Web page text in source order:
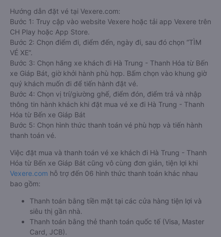
Hướng dẫn đặt vé tại Vexere.com:
Bước 1: Truy cập vào website Vexere hoặc tải app Vexere trên
CH Play hoặc App Store.
Bước 2: Chọn điểm đi, điểm đến, ngày đi, sau đó chọn “TÌM
VÉ XE”.
Bước 3: Chọn hãng xe khách đi Hà Trung - Thanh Hóa từ Bến
xe Giáp Bát, giờ khởi hành phù hợp. Bấm chọn vào khung giờ
quý khách muốn đi để tiến hành đặt vé.
Bước 4: Chọn vị trí/giường ghế, điểm đón, điểm trả và nhập
thông tin hành khách khi đặt mua vé xe đi Hà Trung - Thanh
Hóa từ Bến xe Giáp Bát
Bước 5: Chọn hình thức thanh toán vé phù hợp và tiến hành
thanh toán vé.
Việc đặt mua và thanh toán vé xe khách đi Hà Trung - Thanh
Hóa từ Bến xe Giáp Bát cũng vô cùng đơn giản, tiện lợi khi
Vexere.com hỗ trợ đến 06 hình thức thanh toán khác nhau
bao gồm:
Thanh toán bằng tiền mặt tại các cửa hàng tiện lợi và
siêu thị gần nhà.
Thanh toán bằng thẻ thanh toán quốc tế (Visa, Master
Card, JCB).